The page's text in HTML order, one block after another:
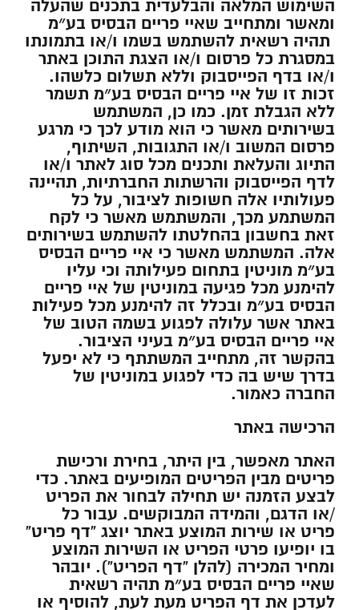
השימוש המלאה והבלעדית בתכנים שהעלה
ומאשר ומתחייב שאיי פריים הבסיס בע״מ
תהיה רשאית להשתמש בשמו ו/או בתמונתו
במסגרת כל פרסום ו/או הצגת התוכן באתר
ו/או בדף הפייסבוק וללא תשלום כלשהו.
זכות זו של איי פריים הבסיס בע״מ תשמר
ללא הגבלת זמן. כמו כן, המשתמש
בשירותים מאשר כי הוא מודע לכך כי מרגע
פרסום המשוב ו/או התגובות, השיתוף,
התיוג והעלאת ותכנים מכל סוג לאתר ו/או
לדף הפייסבוק והרשתות החברתיות, תהיינה
פעולותיו אלה חשופות לציבור, על כל
המשתמע מכך, והמשתמש מאשר כי לקח
זאת בחשבון בהחלטתו להשתמש בשירותים
אלה. המשתמש מאשר כי איי פריים הבסיס
בע״מ מוניטין בתחום פעילותה וכי עליו
להימנע מכל פגיעה במוניטין של איי פריים
הבסיס בע״מ ובכלל זה להימנע מכל פעילות
באתר אשר עלולה לפגוע בשמה הטוב של
איי פריים הבסיס בע״מ בעיני הציבור.
בהקשר זה, מתחייב המשתתף כי לא יפעל
בדרך שיש בה כדי לפגוע במוניטין של
החברה כאמור.
הרכישה באתר
האתר מאפשר, בין היתר, בחירת ורכישת
פריטים מבין הפריטים המופיעים באתר. כדי
לבצע הזמנה יש תחילה לבחור את הפריט
/או הדגם, והמידה המבוקשים. עבור כל
פריט או שירות המוצע באתר יוצג “דף פריט”
בו יופיעו פרטי הפריט או השירות המוצע
ומחיר המכירה (להלן “דף הפריט”). יובהר
שאיי פריים הבסיס בע״מ תהיה רשאית
לעדכן את דף הפריט מעת לעת, להוסיף או